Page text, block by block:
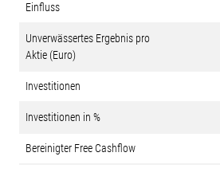
Einfluss
Unverwässertes Ergebnis pro
Aktie (Euro)
Investitionen
Investitionen in %
Bereinigter Free Cashflow